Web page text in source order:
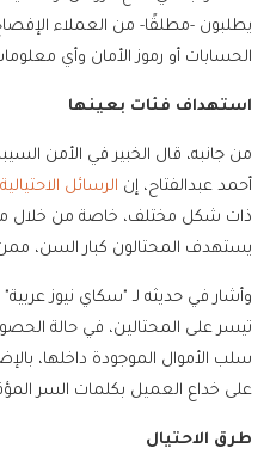
يطلبون -مطلقًا- من العملاء
الحسابات أو رموز الأمان وأي
استهداف فئات بعينها
من جانبه، قال الخبير في الأمن
أحمد عبدالفتاح، إن الرسائل الاحتيالية
ذات شكل مختلف، خاصة من خلال
يستهدف المحتالون كبار السن، ممن
وأشار في حديثه لـ "سكاي نيوز
تيسر على المحتالين، في حالة
سلب الأموال الموجودة داخلها،
على خداع العميل بكلمات السر
طرق الاحتيال